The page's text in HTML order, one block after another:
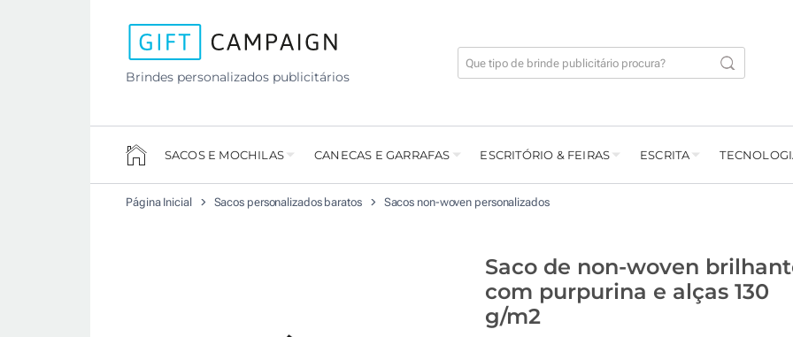
Brindes personalizados publicitários
SACOS E MOCHILAS CANECAS E GARRAFAS ESCRITÓRIO & FEIRAS ESCRITA
Página Inicial Sacos personalizados baratos Sacos non-woven personalizados
Saco de non-woven
com purpurina e alças 130
g/m2